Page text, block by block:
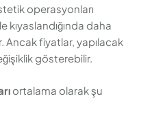
operasyonları
kıyaslandığında daha
Ancak fiyatlar, yapılacak
gösterebilir.
ortalama olarak şu